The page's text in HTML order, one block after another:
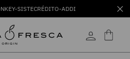
SISTECRÉDITO-ADDI